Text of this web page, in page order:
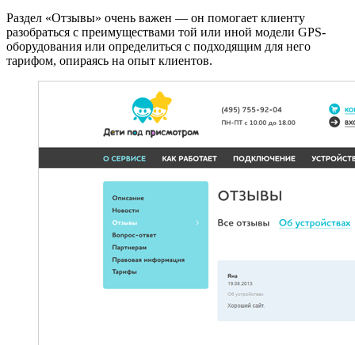
Раздел «Отзывы» очень важен — он помогает клиенту
разобраться с преимуществами той или иной модели GPS-
оборудования или определиться с подходящим для него
тарифом, опираясь на опыт клиентов.